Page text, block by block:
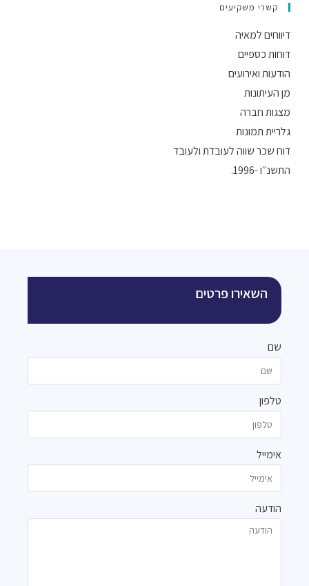
קשרי משקיעים
דיווחים למאיה
דוחות כספיים
הודעות ואירועים
מן העיתונות
מצגות חברה
גלריית תמונות
דוח שכר שווה לעובדת ולעובד
התשנ״ו -1996.
השאירו פרטים
שם
טלפון
אימייל
הודעה